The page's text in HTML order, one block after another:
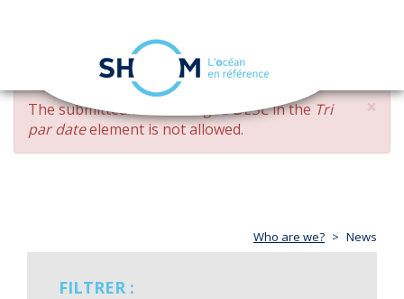
Skip
main
content
navigation
×
ERROR
MESSAGE
The submitted value changed DESCin the Tri
par dateelement is not allowed.
Who are we? News
FILTRER :